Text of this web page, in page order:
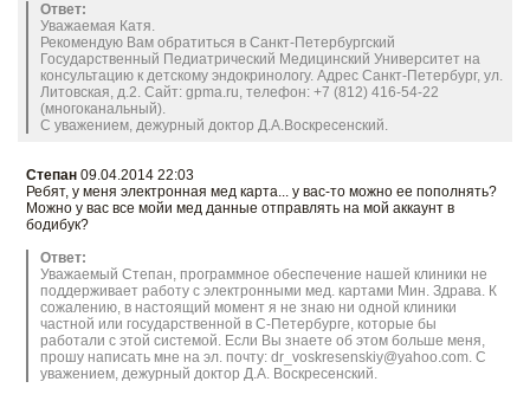
Ответ:
Уважаемая Катя.
Рекомендую Вам обратиться в Санкт-Петербургский
Государственный Педиатрический Медицинский Университет на
консультацию к детскому эндокринологу. Адрес Санкт-Петербург, ул.
Литовская, д.2. Сайт: gpma.ru, телефон: +7 (812) 416-54-22
(многоканальный).
С уважением, дежурный доктор Д.А.Воскресенский.
Степан 09.04.2014 22:03
Ребят, у меня электронная мед карта... у вас-то можно ее пополнять?
Можно у вас все мойи мед данные отправлять на мой аккаунт в
бодибук?
Ответ:
Уважаемый Степан, программное обеспечение нашей клиники не
поддерживает работу с электронными мед. картами Мин. Здрава. К
сожалению, в настоящий момент я не знаю ни одной клиники
частной или государственной в С-Петербурге, которые бы
работали с этой системой. Если Вы знаете об этом больше меня,
прошу написать мне на эл. почту: dr_voskresenskiy@yahoo.com. С
уважением, дежурный доктор Д.А. Воскресенский.